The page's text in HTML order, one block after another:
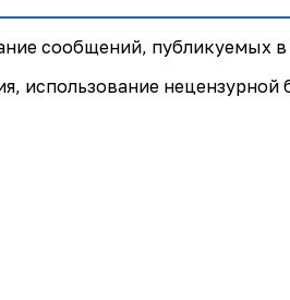
сообщений, публикуемых
использование